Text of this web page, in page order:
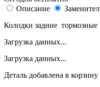
Описание
Колодки задние тормозные
Загрузка данных...
Загрузка данных...
Деталь добавлена в корзину